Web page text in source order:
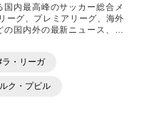
内最高峰のサッカー総合メ
ーグ、プレミアリーグ、海外
の国内外の最新ニュース、コ
」「TikTok」など、
ラ・リーガ
ク・プビル